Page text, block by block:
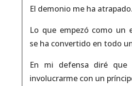
El demonio me ha atrapado.
Lo que empezó como un
se ha convertido en todo
En mi defensa diré que
involucrarme con un